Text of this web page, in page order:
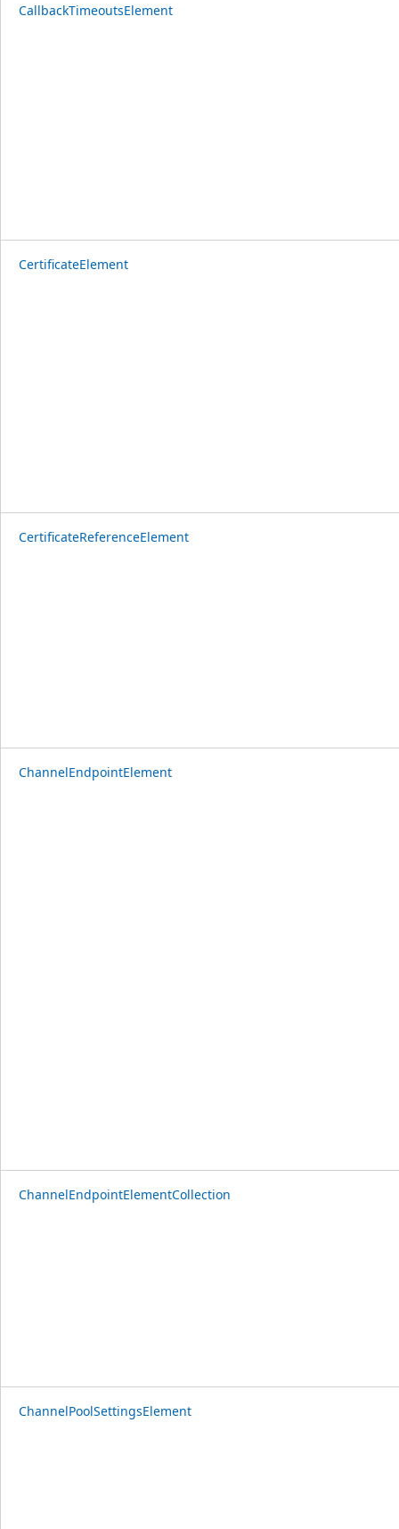
CallbackTimeoutsElement
CertificateElement
CertificateReferenceElement
ChannelEndpointElement
ChannelEndpointElementCollection
ChannelPoolSettingsElement